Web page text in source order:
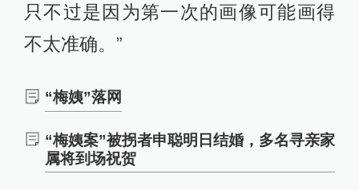
只不过是因为第一次的画像可能画得
不太准确。”
“梅姨”落网
“梅姨案”被拐者申聪明日结婚，多名寻亲家
属将到场祝贺